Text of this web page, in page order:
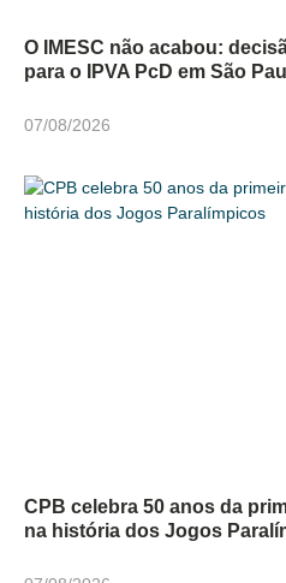
O IMESC não acabou:
para o IPVA PcD em São
07/08/2026
CPB celebra 50 anos da
na história dos Jogos